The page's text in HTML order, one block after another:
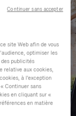
site Web afin de vous
optimiser les
publicités
relative aux cookies,
à l'exception
Continuer sans
en cliquant sur «
en matière
Continuer sans accepter